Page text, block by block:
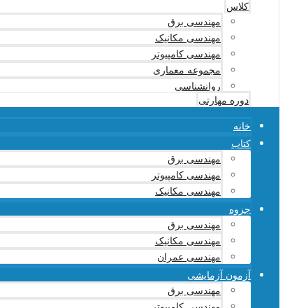
کلاس
مهندسی برق
مهندسی مکانیک
مهندسی کامپیوتر
مجموعه معماری
روانشناسی
دوره مهارتی
خانه
کتاب
مهندسی برق
مهندسی کامپیوتر
مهندسی مکانیک
جزوه
مهندسی برق
مهندسی مکانیک
مهندسی عمران
آزمون آزمایشی
مهندسی برق